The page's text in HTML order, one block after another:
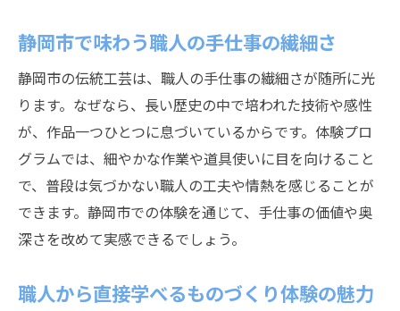
静岡市で味わう職人の手仕事の繊細さ
静岡市の伝統工芸は、職人の手仕事の繊細さが随所に光
ります。なぜなら、長い歴史の中で培われた技術や感性
が、作品一つひとつに息づいているからです。体験プロ
グラムでは、細やかな作業や道具使いに目を向けること
で、普段は気づかない職人の工夫や情熱を感じることが
できます。静岡市での体験を通じて、手仕事の価値や奥
深さを改めて実感できるでしょう。
職人から直接学べるものづくり体験の魅力